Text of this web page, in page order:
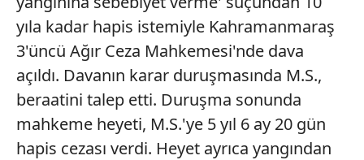
kullanılmaktadır. Bu çerezler vasıtasıyla çeşitli kişisel
verileriniz işlenmekte olup gerekli olan çerezler bilgi
toplumu hizmetlerinin sunulması amacıyla
kullanılmaktadır. Diğer çerezler, sitemizin daha işlevsel
kılınması ve kişiselleştirilmesi ve sizlere yönelik
reklam/pazarlama faaliyetlerinin yapılması, amaçlarıyla
sınırlı olarak açık rızanız dahilinde kullanılacaktır.
yıla kadar hapis istemiyle Kahramanmaraş
3'üncü Ağır Ceza Mahkemesi'nde dava
açıldı. Davanın karar duruşmasında M.S.,
beraatini talep etti. Duruşma sonunda
mahkeme heyeti, M.S.'ye 5 yıl 6 ay 20 gün
hapis cezası verdi. Heyet ayrıca yangından